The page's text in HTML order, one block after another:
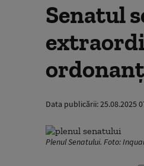
Senatul
Data publicării:25.08.2025
Plenul Senatului. Foto: